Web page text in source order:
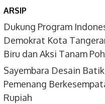
ARSIP
Dukung Program
Demokrat Kota
Biru dan Aksi Tanam
Sayembara Desain
Pemenang
Rupiah